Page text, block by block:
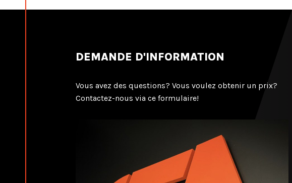
DEMANDE D'INFORMATION
Vous avez des questions? Vous voulez obtenir un prix?
Contactez-nous via ce formulaire!